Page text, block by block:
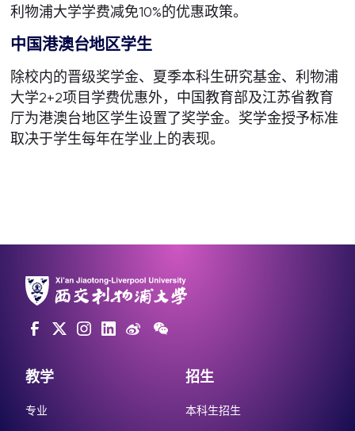
利物浦大学学费减免10%的优惠政策。
中国港澳台地区学生
除校内的晋级奖学金、夏季本科生研究基金、利物浦
大学2+2项目学费优惠外，中国教育部及江苏省教育
厅为港澳台地区学生设置了奖学金。奖学金授予标准
取决于学生每年在学业上的表现。
教学
专业
招生
本科生招生